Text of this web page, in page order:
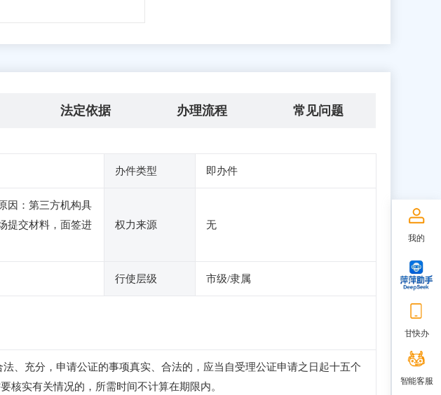
法定依据 办理流程 常见问题
办件类型 即办件
因：第三方机构具
提交材料，面签进
权力来源 无
行使层级 市级/隶属
、充分，申请公证的事项真实、合法的，应当自受理公证申请之日起十五个
核实有关情况的，所需时间不计算在期限内。
我的
甘快办
智能客服